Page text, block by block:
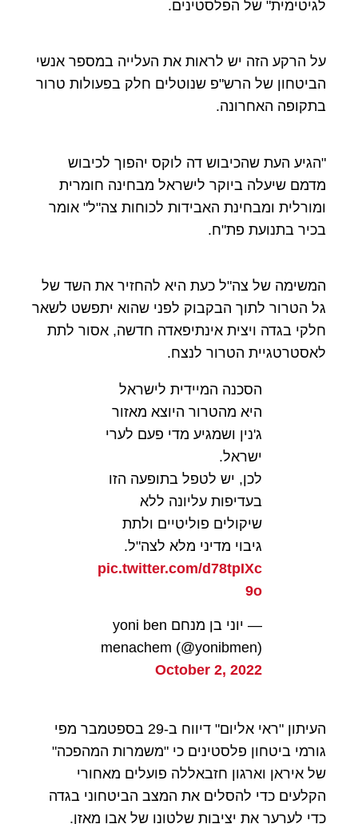
לגיטימית" של הפלסטינים.
על הרקע הזה יש לראות את העלייה במספר אנשי
הביטחון של הרש"פ שנוטלים חלק בפעולות טרור
בתקופה האחרונה.
"הגיע העת שהכיבוש דה לוקס יהפוך לכיבוש
מדמם שיעלה ביוקר לישראל מבחינה חומרית
ומורלית ומבחינת האבידות לכוחות צה"ל" אומר
בכיר בתנועת פת"ח.
המשימה של צה"ל כעת היא להחזיר את השד של
גל הטרור לתוך הבקבוק לפני שהוא יתפשט לשאר
חלקי בגדה ויצית אינתיפאדה חדשה, אסור לתת
לאסטרטגיית הטרור לנצח.
הסכנה המיידית לישראל
היא מהטרור היוצא מאזור
ג'נין ושמגיע מדי פעם לערי
ישראל.
לכן, יש לטפל בתופעה הזו
בעדיפות עליונה ללא
שיקולים פוליטיים ולתת
גיבוי מדיני מלא לצה"ל.
pic.twitter.com/d78tpIXc
9o
— יוני בן מנחם yoni ben
menachem (@yonibmen)
October 2, 2022
העיתון "ראי אליום" דיווח ב-29 בספטמבר מפי
גורמי ביטחון פלסטינים כי "משמרות המהפכה"
של איראן וארגון חזבאללה פועלים מאחורי
הקלעים כדי להסלים את המצב הביטחוני בגדה
כדי לערער את יציבות שלטונו של אבו מאזן.